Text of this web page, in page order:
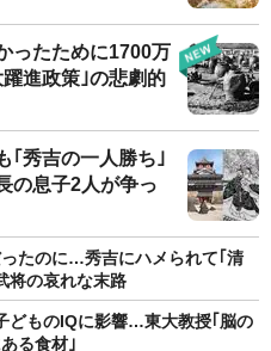
ったために1700万
進政策｣の悲劇的
｢秀吉の一人勝ち｣
の息子2人が争っ
たのに…秀吉にハメられて｢清
将の哀れな末路
どものIQに影響…東大教授｢脳の
る食材｣